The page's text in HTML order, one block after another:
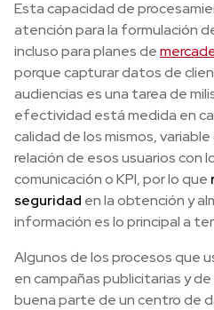
Esta capacidad de
atención para la formulación
incluso para planes de
porque capturar datos de
audiencias es una tarea de
efectividad está medida en
calidad de los mismos,
relación de esos usuarios con
comunicación o KPI, por lo que
seguridad en la obtención y
información es lo principal a
Algunos de los procesos que
en campañas publicitarias y
buena parte de un centro de